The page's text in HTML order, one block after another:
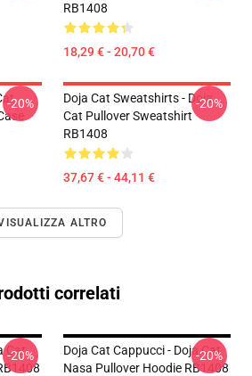
RB1408
18,29 € - 20,70 €
-20%
Doja Cat Sweatshirts - Doja
Cat Pullover Sweatshirt
RB1408
37,67 € - 44,11 €
-20%
ALTRO
correlati
Cat
-20%
Doja Cat Cappucci - Doja Cat
Nasa Pullover Hoodie RB1408
-20%